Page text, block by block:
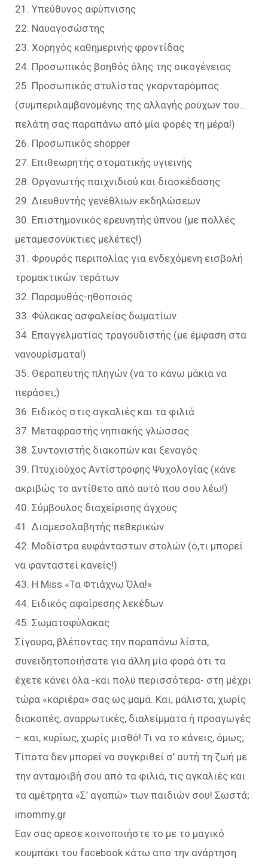
21. Υπεύθυνος αφύπνισης
22. Ναυαγοσώστης
23. Χορηγός καθημερινής φροντίδας
24. Προσωπικός βοηθός όλης της οικογένειας
25. Προσωπικός στυλίστας γκαρνταρόμπας
(συμπεριλαμβανομένης της αλλαγής ρούχων του…
πελάτη σας παραπάνω από μία φορές τη μέρα!)
26. Προσωπικός shopper
27. Επιθεωρητής στοματικής υγιεινής
28. Οργανωτής παιχνιδιού και διασκέδασης
29. Διευθυντής γενέθλιων εκδηλώσεων
30. Επιστημονικός ερευνητής ύπνου (με πολλές
μεταμεσονύκτιες μελέτες!)
31. Φρουρός περιπολίας για ενδεχόμενη εισβολή
τρομακτικών τεράτων
32. Παραμυθάς-ηθοποιός
33. Φύλακας ασφαλείας δωματίων
34. Επαγγελματίας τραγουδιστής (με έμφαση στα
νανουρίσματα!)
35. Θεραπευτής πληγών (να το κάνω μάκια να
περάσει;)
36. Ειδικός στις αγκαλιές και τα φιλιά
37. Μεταφραστής νηπιακής γλώσσας
38. Συντονιστής διακοπών και ξεναγός
39. Πτυχιούχος Αντίστροφης Ψυχολογίας (κάνε
ακριβώς το αντίθετο από αυτό που σου λέω!)
40. Σύμβουλος διαχείρισης άγχους
41. Διαμεσολαβητής πεθερικών
42. Μοδίστρα ευφάνταστων στολών (ό,τι μπορεί
να φανταστεί κανείς!)
43. Η Miss «Τα Φτιάχνω Όλα!»
44. Ειδικός αφαίρεσης λεκέδων
45. Σωματοφύλακας
Σίγουρα, βλέποντας την παραπάνω λίστα,
συνειδητοποιήσατε για άλλη μία φορά ότι τα
έχετε κάνει όλα -και πολύ περισσότερα- στη μέχρι
τώρα «καριέρα» σας ως μαμά. Και, μάλιστα, χωρίς
διακοπές, αναρρωτικές, διαλείμματα ή προαγωγές
– και, κυρίως, χωρίς μισθό! Τι να το κάνεις, όμως;
Τίποτα δεν μπορεί να συγκριθεί σ’ αυτή τη ζωή με
την ανταμοιβή σου από τα φιλιά, τις αγκαλιές και
τα αμέτρητα «Σ’ αγαπώ» των παιδιών σου! Σωστά;
imommy.gr
Εαν σας αρεσε κοινοποιήστε το με το μαγικό
κουμπάκι του facebook κάτω απο την ανάρτηση